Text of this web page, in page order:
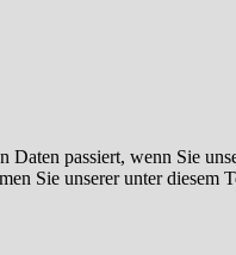
passiert, wenn Sie
Sie unserer unter diesem